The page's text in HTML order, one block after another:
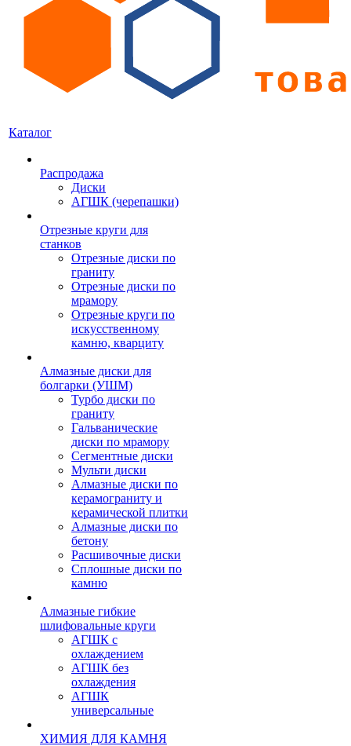
Каталог
Распродажа
Диски
АГШК (черепашки)
Отрезные круги для
станков
Отрезные диски по
граниту
Отрезные диски по
мрамору
Отрезные круги по
искусственному
камню, кварциту
Алмазные диски для
болгарки (УШМ)
Турбо диски по
граниту
Гальванические
диски по мрамору
Сегментные диски
Мульти диски
Алмазные диски по
керамограниту и
керамической плитки
Алмазные диски по
бетону
Расшивочные диски
Сплошные диски по
камню
Алмазные гибкие
шлифовальные круги
АГШК с
охлаждением
АГШК без
охлаждения
АГШК
универсальные
ХИМИЯ ДЛЯ КАМНЯ